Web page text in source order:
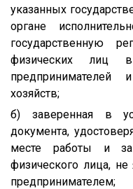
указанных
органе
государственную
физических лиц в
предпринимателей
хозяйств;
б) заверенная в
документа,
месте работы и
физического лица,
предпринимателем;